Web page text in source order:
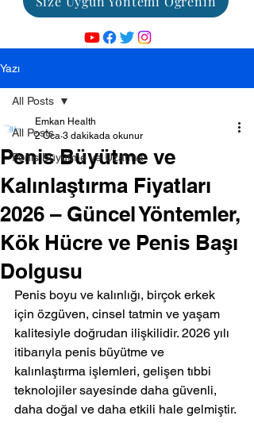
Yazı
All Posts
Penis Büyütme ve Uzatma
All Posts
Penis Büyütme ve
Kalınlaştırma Fiyatları
2026 – Güncel Yöntemler,
Kök Hücre ve Penis Başı
Dolgusu
Emkan Health
2 Oca 3 dakikada okunur
Penis boyu ve kalınlığı, birçok erkek
için özgüven, cinsel tatmin ve yaşam
kalitesiyle doğrudan ilişkilidir. 2026 yılı
itibarıyla penis büyütme ve
kalınlaştırma işlemleri, gelişen tıbbi
teknolojiler sayesinde daha güvenli,
daha doğal ve daha etkili hale gelmiştir.